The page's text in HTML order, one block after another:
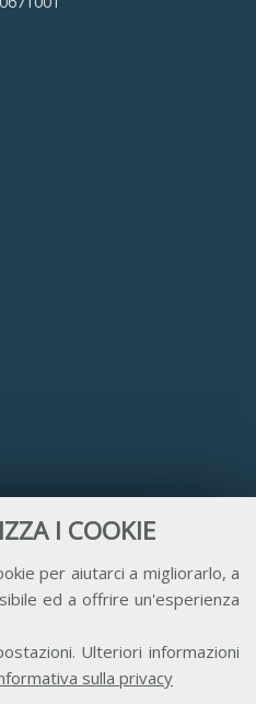
I COOKIE
per aiutarci a migliorarlo, a
ed a offrire un'esperienza
Ulteriori informazioni
sulla privacy